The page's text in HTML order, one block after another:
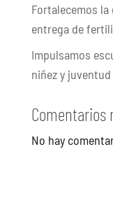
Fortalecemos
entrega de
Impulsamos
niñez y
Comentarios
No hay